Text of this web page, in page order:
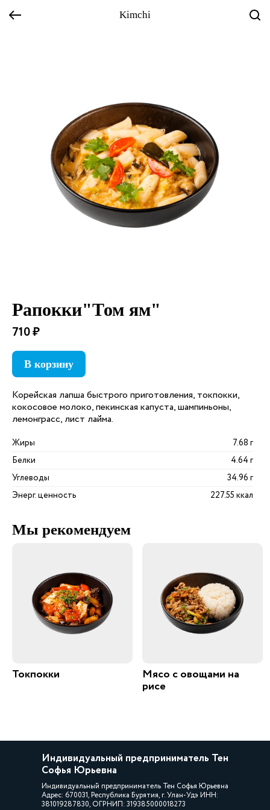
Kimchi
Рапокки"Том ям"
710 ₽
В корзину
Корейская лапша быстрого приготовления, токпокки,
кокосовое молоко, пекинская капуста, шампиньоны,
лемонграсс, лист лайма.
Жиры
7.68 г
Белки
4.64 г
Углеводы
34.96 г
Энерг. ценность
227.55 ккал
Мы рекомендуем
Токпокки Мясо с овощами на
рисе
Индивидуальный предприниматель Тен
Софья Юрьевна
Индивидуальный предприниматель Тен Софья Юрьевна
Адрес: 670031, Республика Бурятия, г. Улан-Удэ ИНН:
381019287830, ОГРНИП: 319385000018273